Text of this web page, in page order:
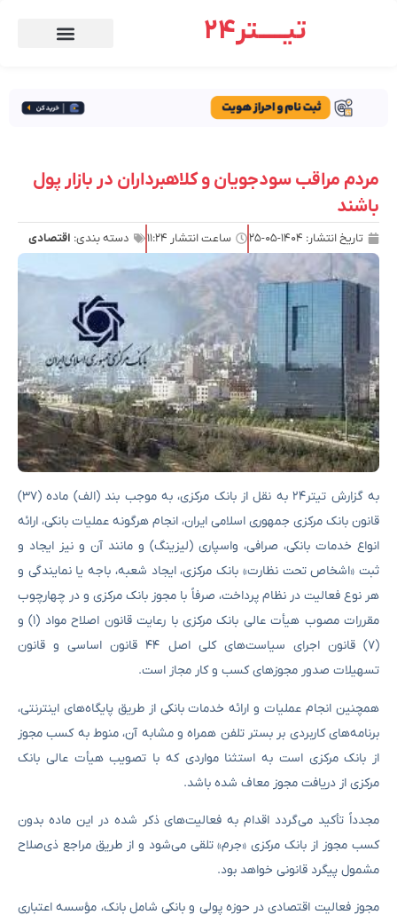
تیـــــتر24
مردم مراقب سودجویان و کلاهبرداران در بازار پول
باشند
تاریخ انتشار: ۱۴۰۴-۰۵-۲۵ ساعت انتشار ۱۱:۲۴ دسته بندی: اقتصادی
به گزارش تیتر۲۴ به نقل از بانک مرکزی، به موجب بند (الف) ماده (۳۷)
قانون بانک مرکزی جمهوری اسلامی ایران، انجام هرگونه عملیات بانکی، ارائه
انواع خدمات بانکی، صرافی، واسپاری (لیزینگ) و مانند آن و نیز ایجاد و
ثبت «اشخاص تحت نظارت» بانک مرکزی، ایجاد شعبه، باجه یا نمایندگی و
هر نوع فعالیت در نظام پرداخت، صرفاً با مجوز بانک مرکزی و در چهارچوب
مقررات مصوب هیأت عالی بانک مرکزی با رعایت قانون اصلاح مواد (۱) و
(۷) قانون اجرای سیاست‌های کلی اصل ۴۴ قانون اساسی و قانون
تسهیلات صدور مجوزهای کسب و کار مجاز است.
همچنین انجام عملیات و ارائه خدمات بانکی از طریق پایگاه‌های اینترنتی،
برنامه‌های کاربردی بر بستر تلفن همراه و مشابه آن، منوط به کسب مجوز
از بانک مرکزی است به استثنا مواردی که با تصویب هیأت عالی بانک
مرکزی از دریافت مجوز معاف شده باشد.
مجدداً تأکید می‌گردد اقدام به فعالیت‌های ذکر شده در این ماده بدون
کسب مجوز از بانک مرکزی «جرم» تلقی می‌شود و از طریق مراجع ذی‌صلاح
مشمول پیگرد قانونی خواهد بود.
مجوز فعالیت اقتصادی در حوزه پولی و بانکی شامل بانک، مؤسسه اعتباری